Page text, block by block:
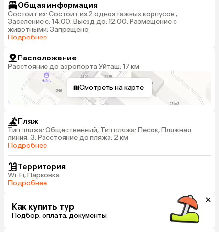
Общая информация
Состоит из: Состоит из 2 одноэтажных корпусов.,
Заселение с: 14:00, Выезд до: 12:00, Размещение с
животными: Запрещено
Подробнее
Расположение
Расстояние до аэропорта Уйташ: 17 км
Смотреть на карте
Пляж
Тип пляжа: Общественный, Тип пляжа: Песок, Пляжная
линия: 3, Расстояние до пляжа: 2 км
Подробнее
Территория
Wi-Fi, Парковка
Подробнее
Как купить тур
Подбор, оплата, документы